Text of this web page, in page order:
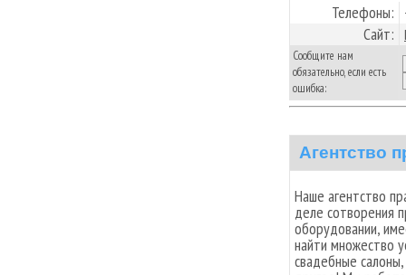
Телефоны:
Сайт:
Сообщите нам
обязательно, если есть
ошибка:
Агентство
Наше агентство
деле сотворения
оборудовании,
найти множество
свадебные